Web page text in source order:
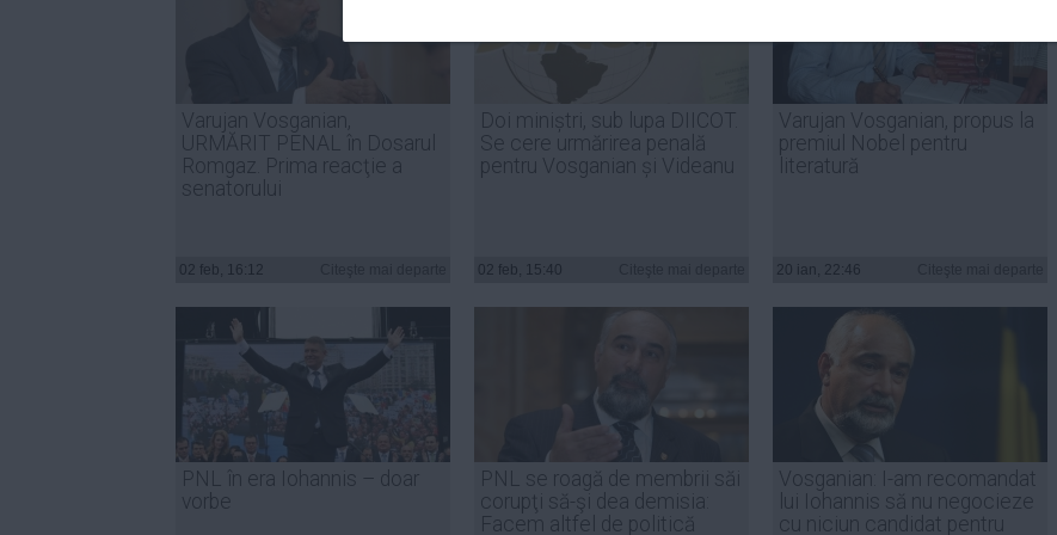
Varujan Vosganian,
URMĂRIT PENAL în Dosarul
Romgaz. Prima reacţie a
senatorului
02 feb, 16:12
Doi miniștri, sub lupa DIICOT.
Se cere urmărirea penală
pentru Vosganian și Videanu
02 feb, 15:40
Varujan Vosganian, propus la
premiul Nobel pentru
literatură
20 ian, 22:46
PNL în era Iohannis – doar
vorbe
PNL se roagă de membrii săi
corupţi să-şi dea demisia:
Facem altfel de politică
Vosganian: I-am recomandat
lui Iohannis să nu negocieze
cu niciun candidat pentru